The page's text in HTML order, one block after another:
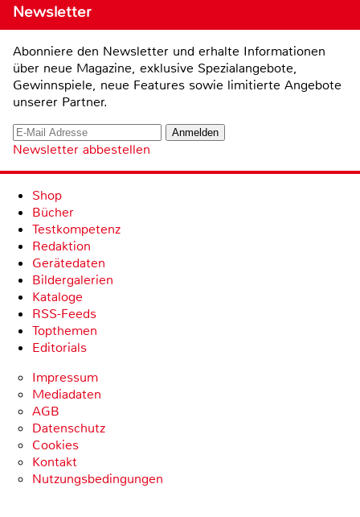
Newsletter
Abonniere den Newsletter und erhalte Informationen
über neue Magazine, exklusive Spezialangebote,
Gewinnspiele, neue Features sowie limitierte Angebote
unserer Partner.
Newsletter abbestellen
Shop
Bücher
Testkompetenz
Redaktion
Gerätedaten
Bildergalerien
Kataloge
RSS-Feeds
Topthemen
Editorials
Impressum
Mediadaten
AGB
Datenschutz
Cookies
Kontakt
Nutzungsbedingungen